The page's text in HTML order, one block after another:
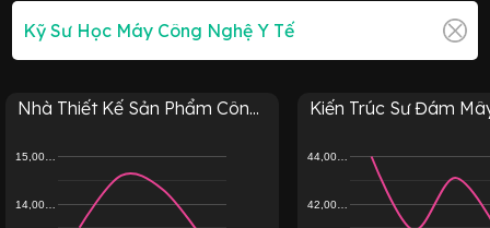
Nhà Thiết Kế Sản Phẩm Côn...
14,00…
15,00…
Kiến Trúc Sư Đám
42,00…
44,00…